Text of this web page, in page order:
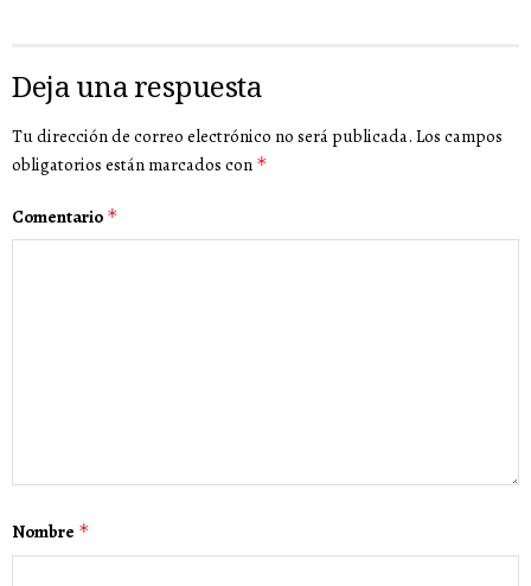
Deja una respuesta
Tu dirección de correo electrónico no será publicada. Los campos
obligatorios están marcados con *
Comentario *
Nombre *